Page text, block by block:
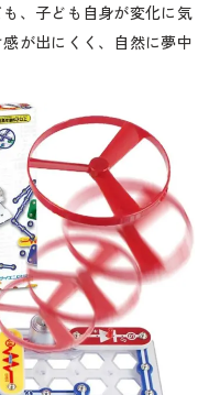
、子ども自身が変化に気
が出にくく、自然に夢中